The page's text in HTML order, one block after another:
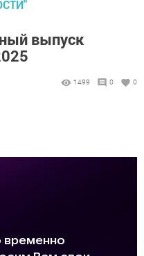
выпуск
1499 0 0